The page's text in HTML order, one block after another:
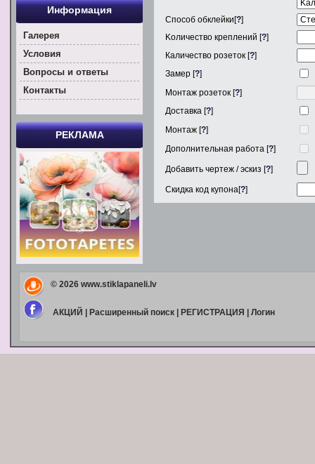
Способ обклейки[?]
Kоличество креплений [?]
Каличество розеток [?]
Замер [?]
Монтаж розеток [?]
Доставка [?]
Монтаж [?]
Дополнительная работа [?]
Добавить чертеж / эскиз [?]
Скидка код купона[?]
Информация
Галерея
Условия
Вoпросы и ответы
Контакты
РЕКЛАМА
© 2026 www.stiklapaneli.lv
АКЦИЙ Расширенный поиск| РЕГИСТРАЦИЯ Логин